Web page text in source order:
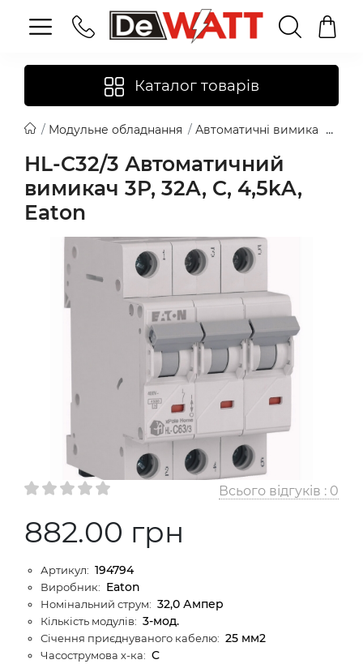
Каталог товарів
Модульне обладнання Автоматичні вимикачі
HL-C32/3 Автоматичний
вимикач 3P, 32A, C, 4,5kA,
Eaton
Всього відгуків : 0
882.00 грн
Артикул: 194794
Виробник: Eaton
Номінальний струм: 32,0 Ампер
Кількість модулів: 3-мод.
Січення приєднуваного кабелю: 25 мм2
Часострумова х-ка: C